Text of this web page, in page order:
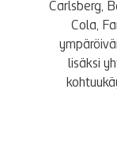
Carlsberg,
Cola,
lisäksi